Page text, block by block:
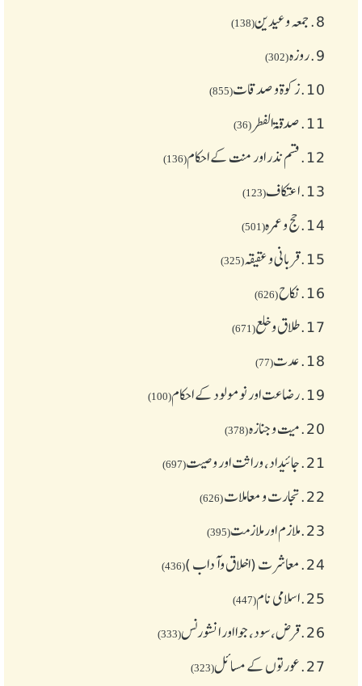
8. جمعہ وعیدین(138)
9. روزہ(302)
10. زکوة و صدقات(855)
11. صدقۃ الفطر (36)
12. قسم نذر اور منت کے احکام(136)
13. اعتکاف(123)
14. حج و عمرہ(501)
15. قربانی و عقیقہ(325)
16. نکاح(626)
17. طلاق و خلع(671)
18. عدت(77)
19. رضاعت اور نومولود کے احکام(100)
20. میت و جنازہ(378)
21. جائیداد، وراثت اور وصیت(697)
22. تجارت و معاملات(626)
23. ملازم اور ملازمت(395)
24. معاشرت (اخلاق وآداب )(436)
25. اسلامی نام(447)
26. قرض،سود، جوا اور انشورنس(333)
27. عورتوں کے مسائل(323)